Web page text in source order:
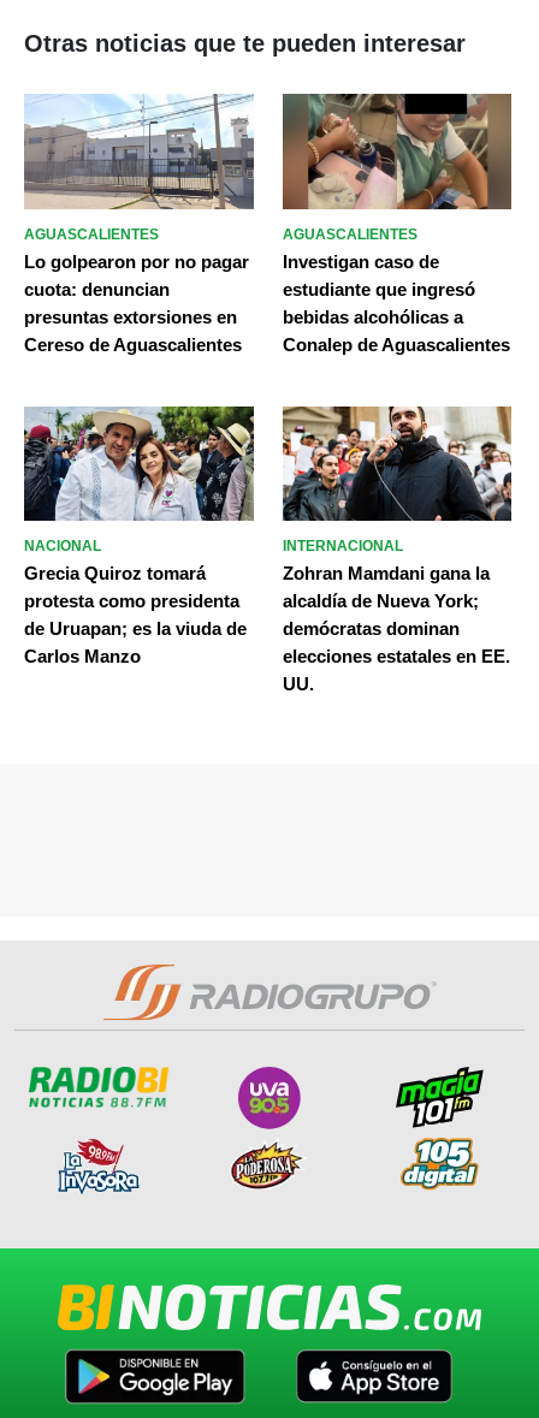
Otras noticias que te pueden interesar
AGUASCALIENTES
Lo golpearon por no pagar
cuota: denuncian
presuntas extorsiones en
Cereso de Aguascalientes
AGUASCALIENTES
Investigan caso de
estudiante que ingresó
bebidas alcohólicas a
Conalep de Aguascalientes
NACIONAL
Grecia Quiroz tomará
protesta como presidenta
de Uruapan; es la viuda de
Carlos Manzo
INTERNACIONAL
Zohran Mamdani gana la
alcaldía de Nueva York;
demócratas dominan
elecciones estatales en EE.
UU.